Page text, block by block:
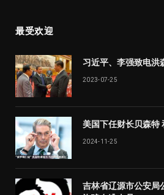
最受欢迎
习近平、李强致电洪
2023-07-25
美国下任财长贝森特
2024-11-25
吉林省辽源市公安局